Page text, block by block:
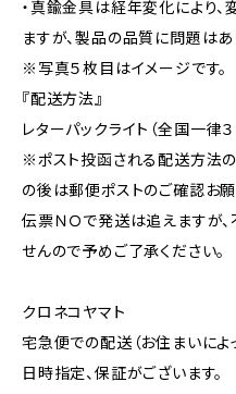
・真鍮金具は経年変化により
ますが、製品の品質に問題はあ
※写真５枚目はイメージです。
『配送方法』
レターパックライト（全国一律３
※ポスト投函される配送方法
の後は郵便ポストのご確認お願
伝票ＮＯで発送は追えますが
せんので予めご了承ください。
クロネコヤマト
宅急便での配送（お住まいによ
日時指定、保証がございます。